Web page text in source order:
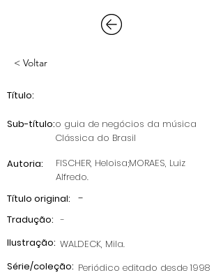
< Voltar
Título:
o guia de negócios da música
Clássica do Brasil
Sub-título:
Autoria:
FISCHER, Heloisa;MORAES, Luiz
Alfredo.
Título original:
-
Tradução: -
Ilustração: WALDECK, Mila.
Série/coleção: Periódico editado desde 1998